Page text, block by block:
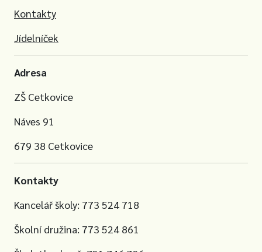
Kontakty
Jídelníček
Adresa
ZŠ Cetkovice
Náves 91
679 38 Cetkovice
Kontakty
Kancelář školy: 773 524 718
Školní družina: 773 524 861